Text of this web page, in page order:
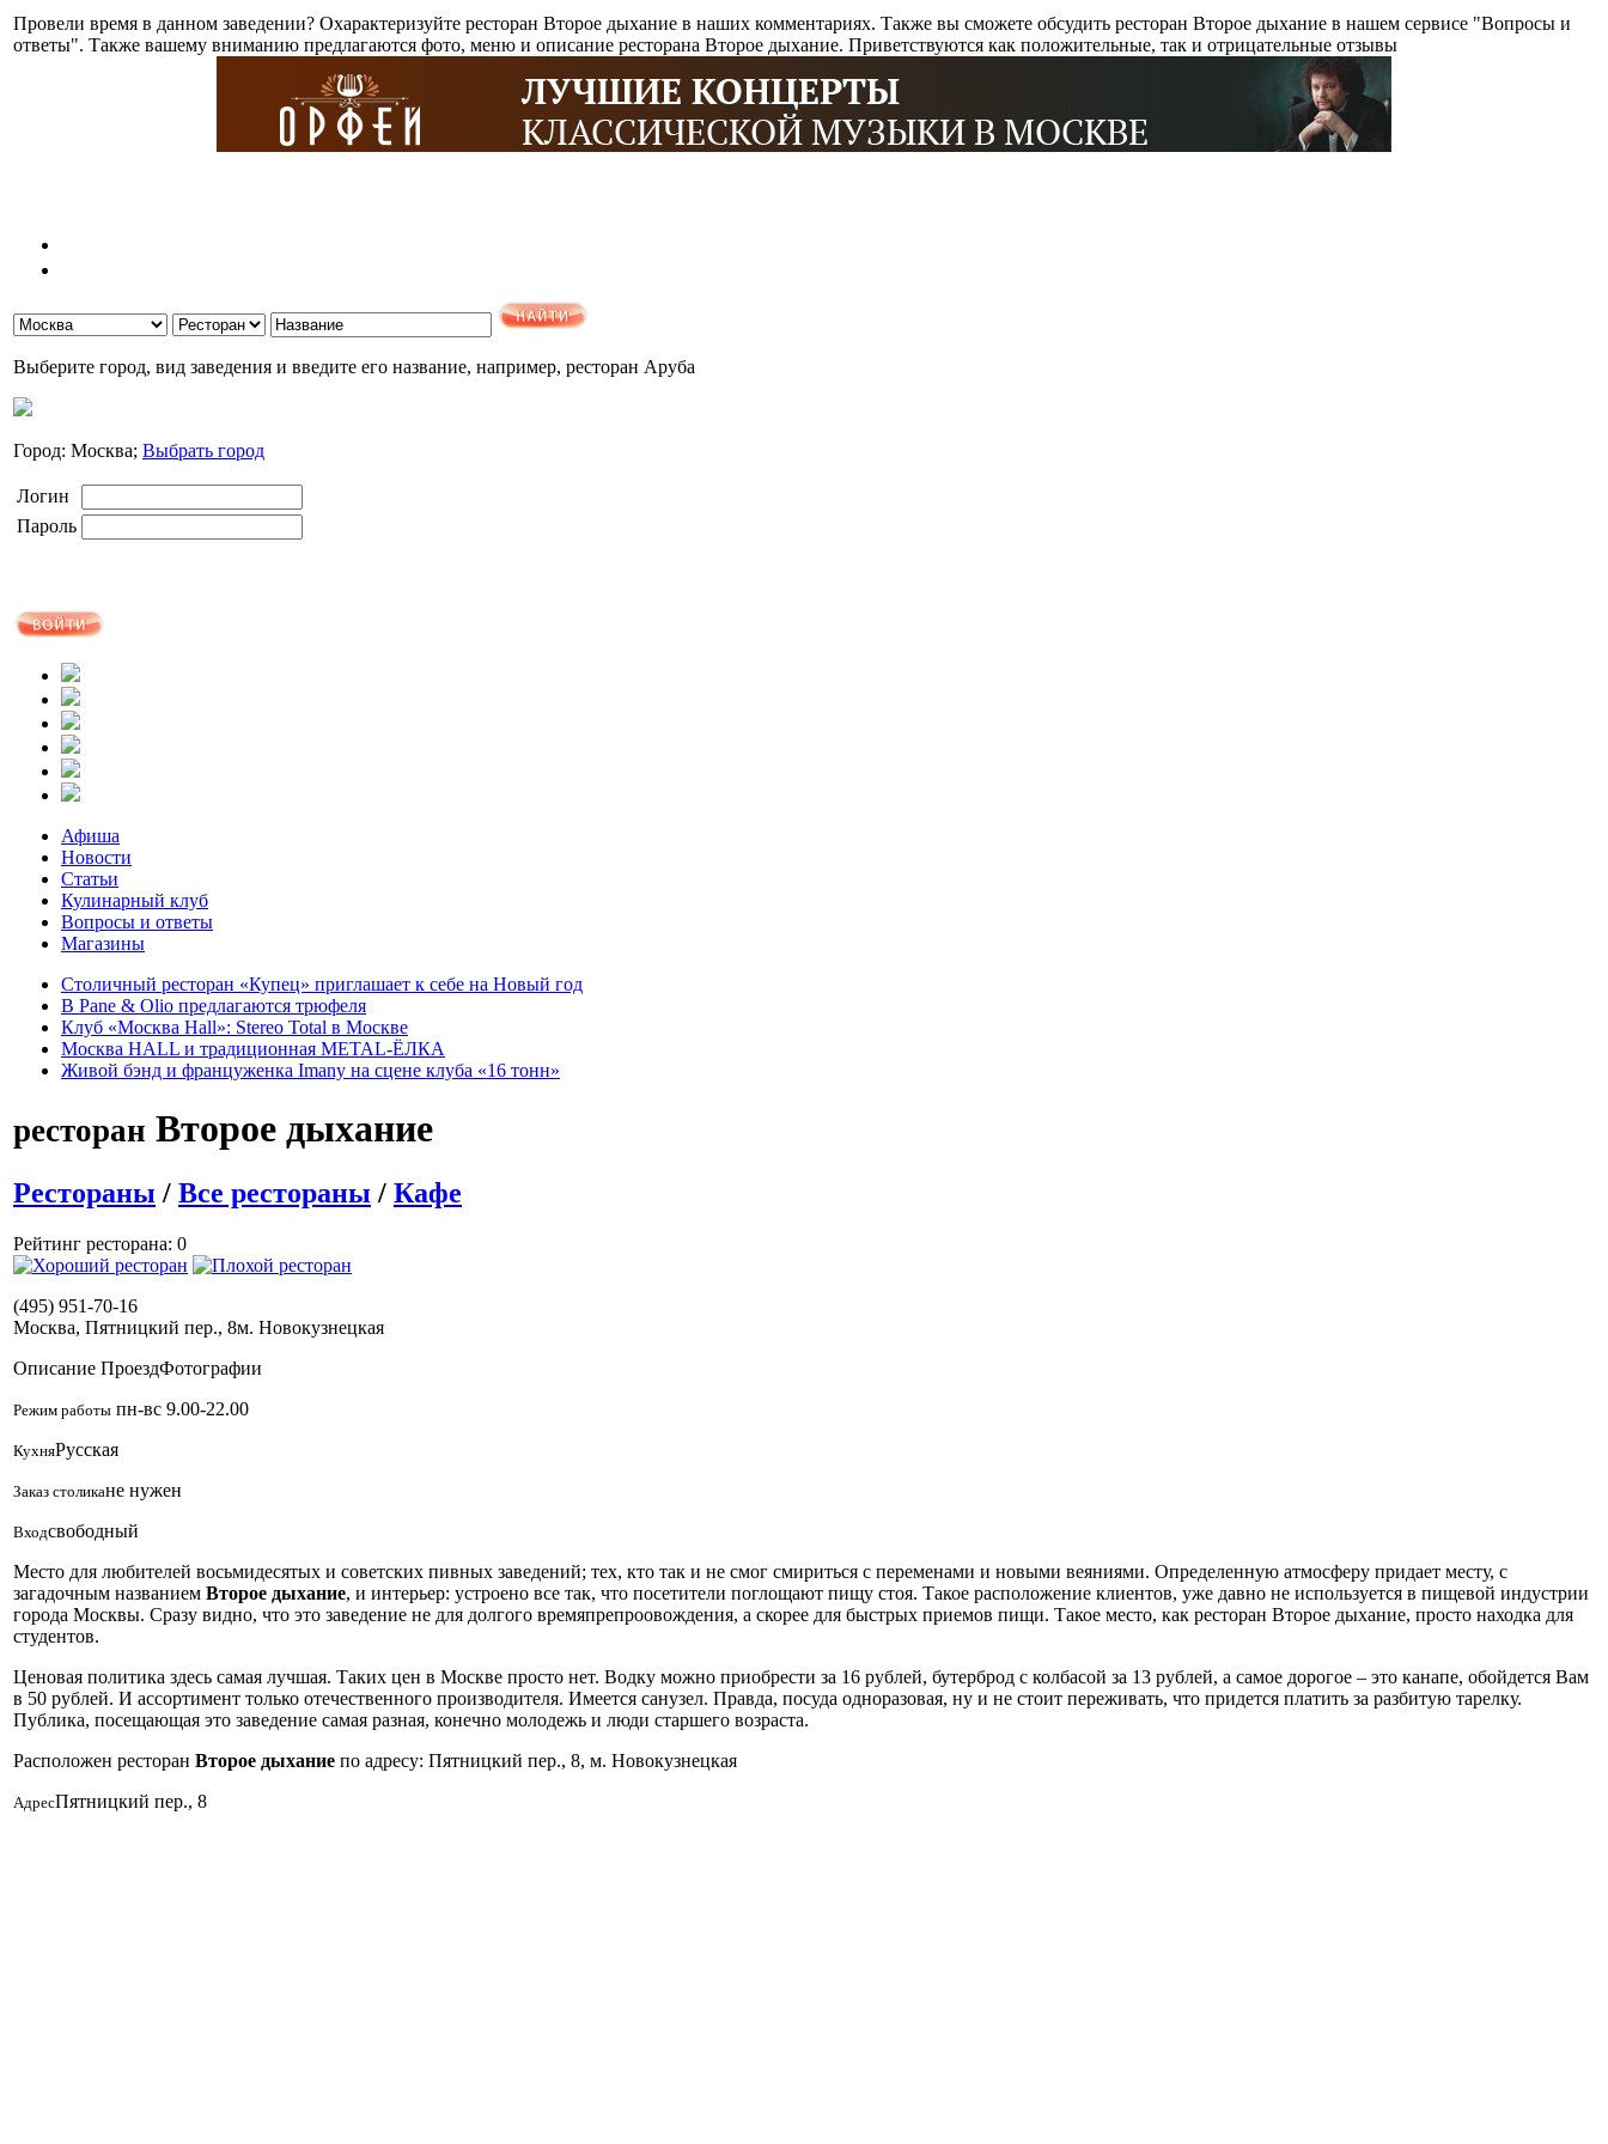
Провели время в данном заведении? Охарактеризуйте ресторан Второе дыхание в наших комментариях. Также вы сможете обсудить ресторан Второе дыхание в нашем сервисе "Вопросы и
ответы". Также вашему вниманию предлагаются фото, меню и описание ресторана Второе дыхание. Приветствуются как положительные, так и отрицательные отзывы
Выберите город, вид заведения и введите его название, например, ресторан Аруба
Город: Москва; Выбрать город
Логин
Пароль
Афиша
Новости
Статьи
Кулинарный клуб
Вопросы и ответы
Магазины
Столичный ресторан «Купец» приглашает к себе на Новый год
В Pane & Olio предлагаются трюфеля
Клуб «Москва Hall»: Stereo Total в Москве
Москва HALL и традиционная METAL-ЁЛКА
Живой бэнд и француженка Imany на сцене клуба «16 тонн»
ресторан Второе дыхание
Рестораны / Все рестораны / Кафе
Рейтинг ресторана: 0
(495) 951-70-16
Москва, Пятницкий пер., 8м. Новокузнецкая
Описание ПроездФотографии
Режим работы пн-вс 9.00-22.00
КухняРусская
Заказ столикане нужен
Входсвободный
Место для любителей восьмидесятых и советских пивных заведений; тех, кто так и не смог смириться с переменами и новыми веяниями. Определенную атмосферу придает месту, с
загадочным названием Второе дыхание, и интерьер: устроено все так, что посетители поглощают пищу стоя. Такое расположение клиентов, уже давно не используется в пищевой индустрии
города Москвы. Сразу видно, что это заведение не для долгого времяпрепроовождения, а скорее для быстрых приемов пищи. Такое место, как ресторан Второе дыхание, просто находка для
студентов.
Ценовая политика здесь самая лучшая. Таких цен в Москве просто нет. Водку можно приобрести за 16 рублей, бутерброд с колбасой за 13 рублей, а самое дорогое – это канапе, обойдется Вам
в 50 рублей. И ассортимент только отечественного производителя. Имеется санузел. Правда, посуда одноразовая, ну и не стоит переживать, что придется платить за разбитую тарелку.
Публика, посещающая это заведение самая разная, конечно молодежь и люди старшего возраста.
Расположен ресторан Второе дыхание по адресу: Пятницкий пер., 8, м. Новокузнецкая
АдресПятницкий пер., 8